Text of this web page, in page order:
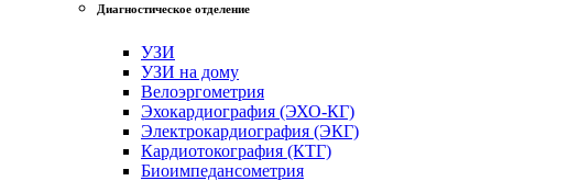
Диагностическое отделение
УЗИ
УЗИ на дому
Велоэргометрия
Эхокардиография (ЭХО-КГ)
Электрокардиография (ЭКГ)
Кардиотокография (КТГ)
Биоимпедансометрия